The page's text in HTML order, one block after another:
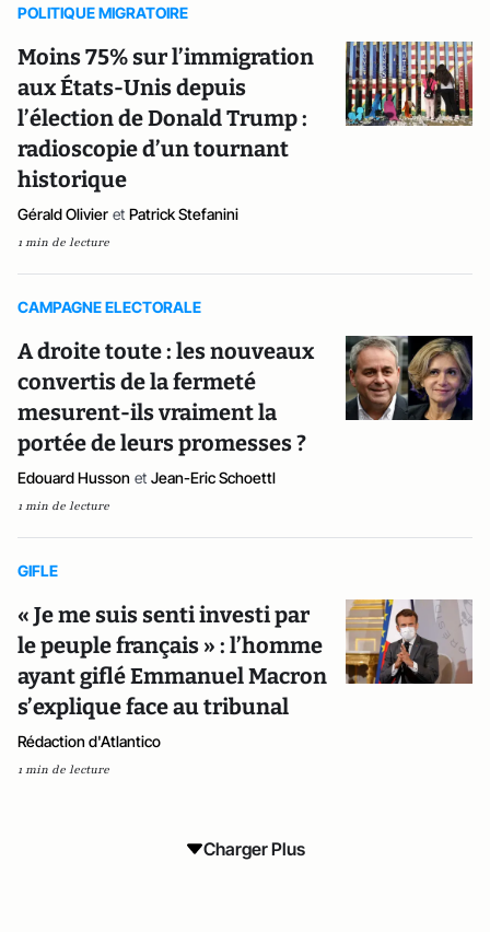
POLITIQUE MIGRATOIRE
Moins 75% sur l’immigration
aux États-Unis depuis
l’élection de Donald Trump :
radioscopie d’un tournant
historique
Gérald Olivier et Patrick Stefanini
1 min de lecture
CAMPAGNE ELECTORALE
A droite toute : les nouveaux
convertis de la fermeté
mesurent-ils vraiment la
portée de leurs promesses ?
Edouard Husson et Jean-Eric Schoettl
1 min de lecture
GIFLE
« Je me suis senti investi par
le peuple français » : l’homme
ayant giflé Emmanuel Macron
s’explique face au tribunal
Rédaction d'Atlantico
1 min de lecture
Charger Plus